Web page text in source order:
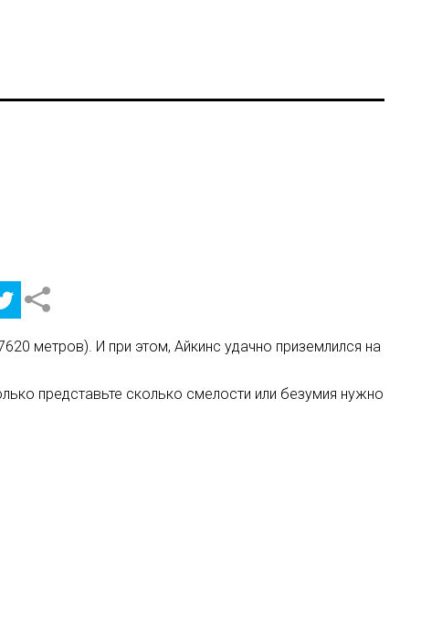
метров). И при этом, Айкинс удачно приземлился на
представьте сколько смелости или безумия нужно